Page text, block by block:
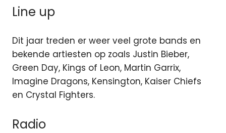
Line up
Dit jaar treden er weer veel grote bands en
bekende artiesten op zoals Justin Bieber,
Green Day, Kings of Leon, Martin Garrix,
Imagine Dragons, Kensington, Kaiser Chiefs
en Crystal Fighters.
Radio